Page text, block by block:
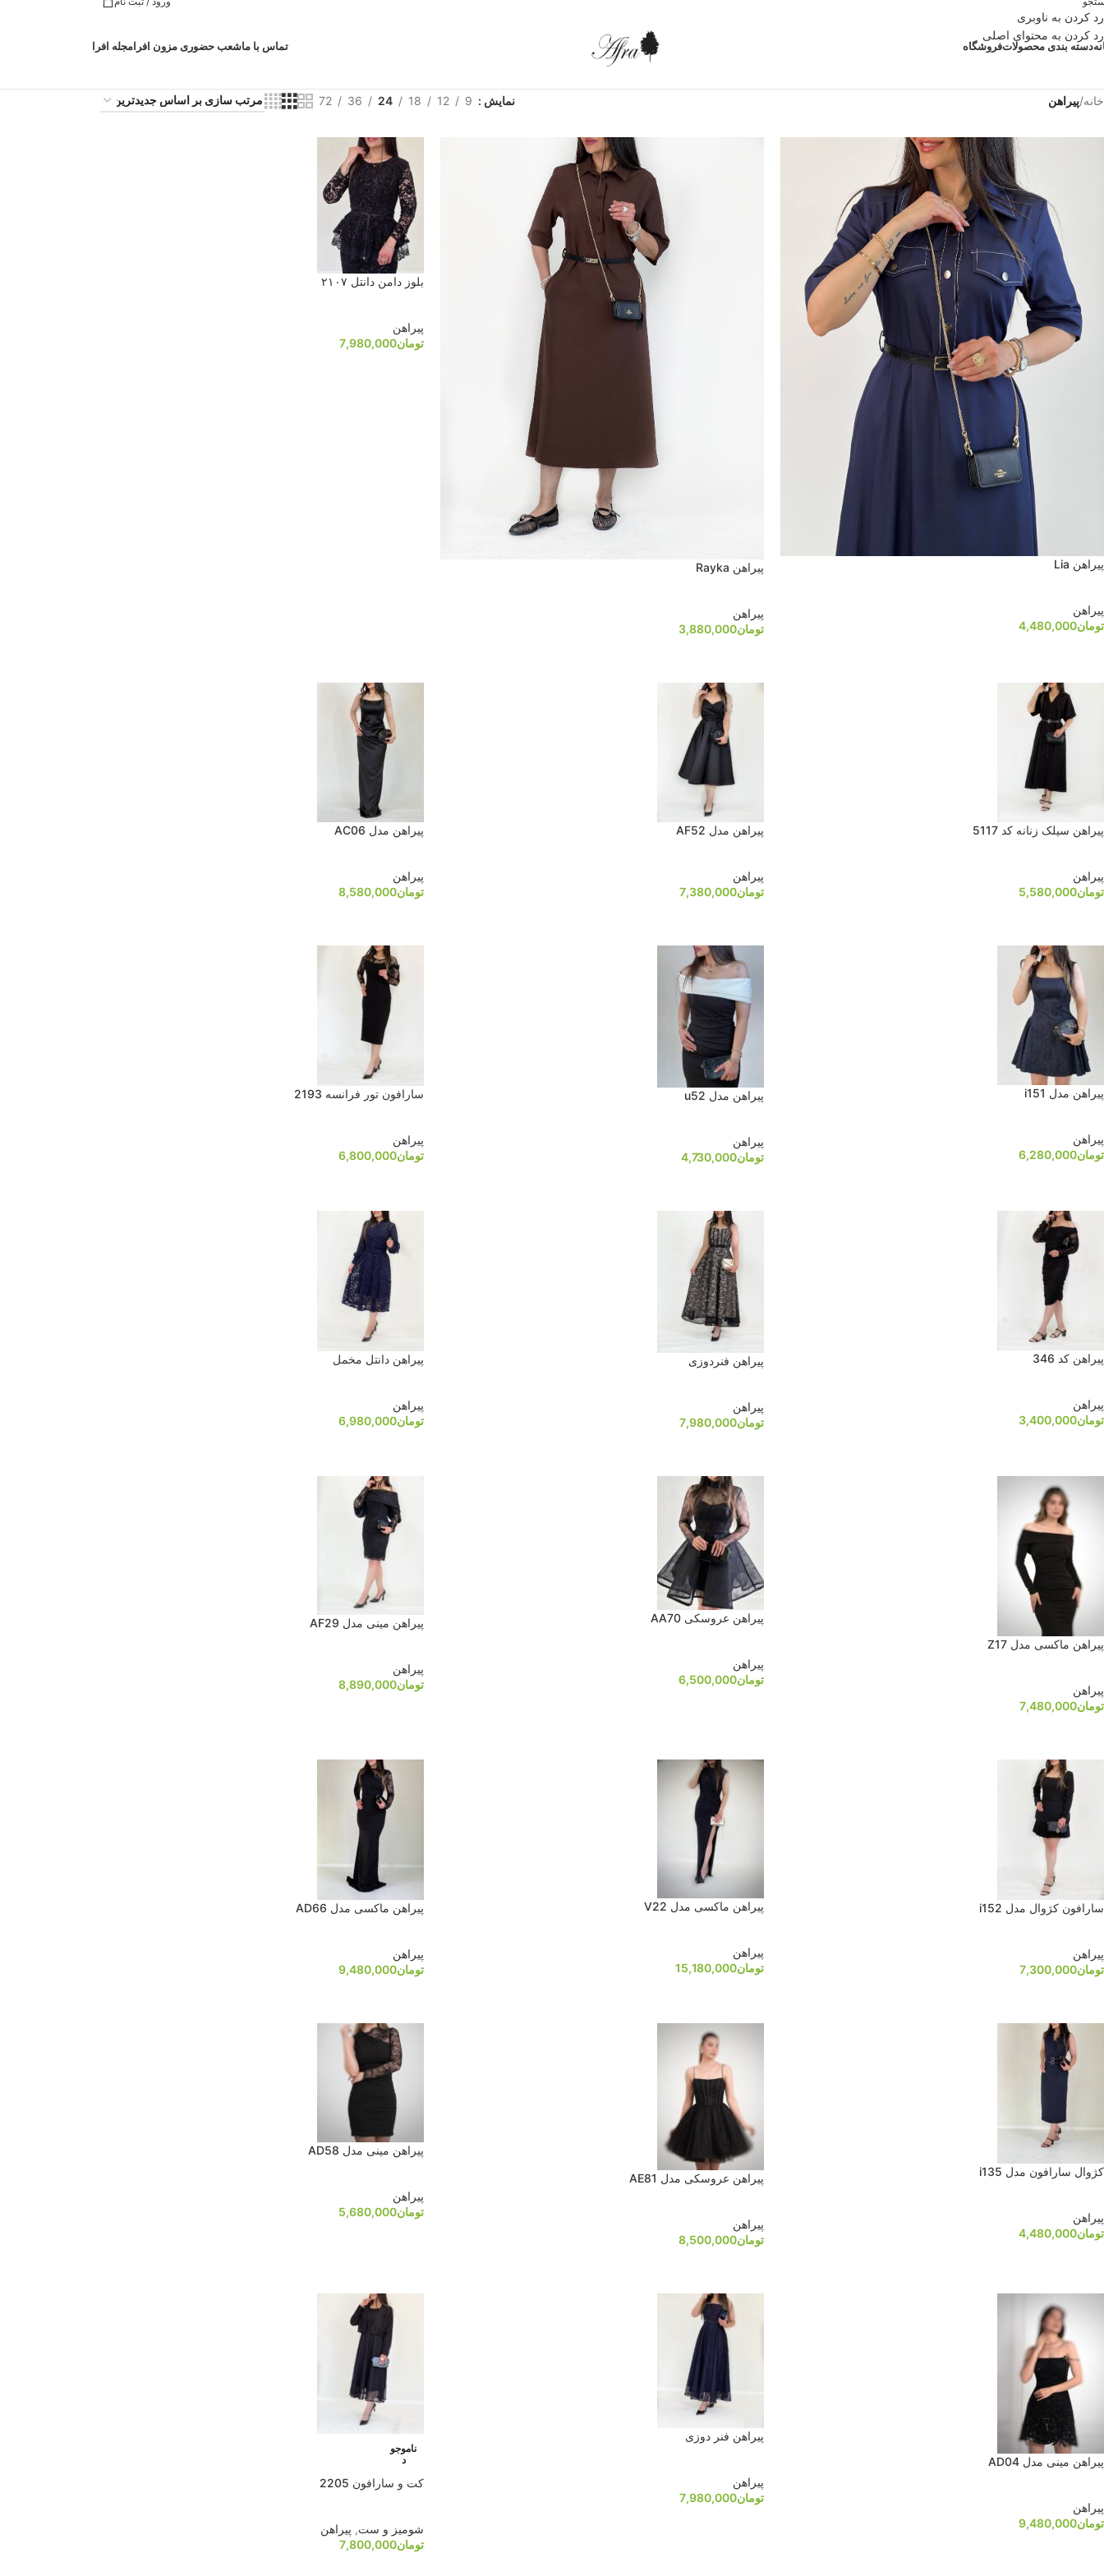
رد کردن به ناوبری
رد کردن به محتوای اصلی
دسته بندی محصولاتفروشگاه تماس با ماشعب حضوری مزون افرامجله افرا
خانه/پیراهن نمایش 9
12
18
24
36
72
پیراهن Lia
پیراهن
تومان4,480,000
پیراهن Rayka
پیراهن
تومان3,880,000
بلوز دامن دانتل ۲۱۰۷
پیراهن
تومان7,980,000
پیراهن سیلک زنانه کد 5117
پیراهن
تومان5,580,000
پیراهن مدل AF52
پیراهن
تومان7,380,000
پیراهن مدل AC06
پیراهن
تومان8,580,000
پیراهن مدل i151
پیراهن
تومان6,280,000
پیراهن مدل u52
پیراهن
تومان4,730,000
سارافون تور فرانسه 2193
پیراهن
تومان6,800,000
پیراهن کد 346
پیراهن
تومان3,400,000
پیراهن فنردوزی
پیراهن
تومان7,980,000
پیراهن دانتل مخمل
پیراهن
تومان6,980,000
پیراهن ماکسی مدل Z17
پیراهن
تومان7,480,000
پیراهن عروسکی AA70
پیراهن
تومان6,500,000
پیراهن مینی مدل AF29
پیراهن
تومان8,890,000
سارافون کژوال مدل i152
پیراهن
تومان7,300,000
پیراهن ماکسی مدل V22
پیراهن
تومان15,180,000
پیراهن ماکسی مدل AD66
پیراهن
تومان9,480,000
کژوال سارافون مدل i135
پیراهن
تومان4,480,000
پیراهن عروسکی مدل AE81
پیراهن
تومان8,500,000
پیراهن مینی مدل AD58
پیراهن
تومان5,680,000
پیراهن مینی مدل AD04
پیراهن
تومان9,480,000
پیراهن فنر دوزی
پیراهن
تومان7,980,000
ناموجو
د
کت و سارافون 2205
شومیز و ست, پیراهن
تومان7,800,000